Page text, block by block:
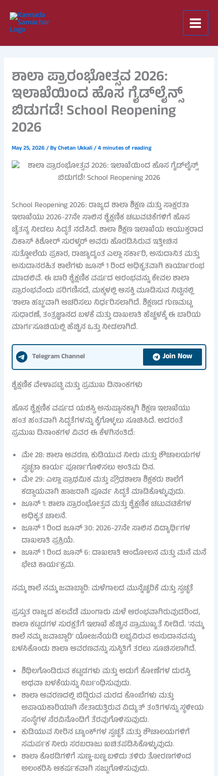
content
ಶಾಲಾ ಪ್ರಾರಂಭೋತ್ಸವ 2026:
ಇಲಾಖೆಯಿಂದ ಹೊಸ ಗೈಡ್‌ಲೈನ್ಸ್
ಬಿಡುಗಡೆ! School Reopening
2026
May 25, 2026/ ByChetan Ukkali/4 minutes of reading
School Reopening 2026: ರಾಜ್ಯದ ಶಾಲಾ ಶಿಕ್ಷಣ ಮತ್ತು ಸಾಕ್ಷರತಾ
ಇಲಾಖೆಯು 2026-27ನೇ ಸಾಲಿನ ಶೈಕ್ಷಣಿಕ ಚಟುವಟಿಕೆಗಳಿಗೆ ಹೊಸ
ಚೈತನ್ಯ ನೀಡಲು ಸಿದ್ಧತೆ ನಡೆಸಿದೆ. ಶಾಲಾ ಶಿಕ್ಷಣ ಇಲಾಖೆಯ ಆಯುಕ್ತರಾದ
ವಿಕಾಸ್ ಕಿಶೋರ್ ಸುರಳ್ಕರ್ ಅವರು ಹೊರಡಿಸಿರುವ ಇತ್ತೀಚಿನ
ಸುತ್ತೋಲೆಯ ಪ್ರಕಾರ, ರಾಜ್ಯಾದ್ಯಂತ ಎಲ್ಲಾ ಸರ್ಕಾರಿ, ಅನುದಾನಿತ ಮತ್ತು
ಅನುದಾನರಹಿತ ಶಾಲೆಗಳು ಜೂನ್ 1 ರಿಂದ ಅಧಿಕೃತವಾಗಿ ಕಾರ್ಯಾರಂಭ
ಮಾಡಲಿವೆ. ಈ ಬಾರಿ ಶೈಕ್ಷಣಿಕ ವರ್ಷದ ಆರಂಭವನ್ನು ಕೇವಲ ಶಾಲಾ
ಪ್ರಾರಂಭವೆಂದು ಪರಿಗಣಿಸದೆ, ಮಕ್ಕಳಲ್ಲಿ ಆಸಕ್ತಿ ಮೂಡಿಸುವ ನಿಟ್ಟಿನಲ್ಲಿ
‘ಶಾಲಾ ಹಬ್ಬ’ವಾಗಿ ಆಚರಿಸಲು ನಿರ್ಧರಿಸಲಾಗಿದೆ. ಶಿಕ್ಷಣದ ಗುಣಮಟ್ಟ
ಸುಧಾರಣೆ, ತಂತ್ರಜ್ಞಾನದ ಬಳಕೆ ಮತ್ತು ದಾಖಲಾತಿ ಹೆಚ್ಚಳಕ್ಕೆ ಈ ಬಾರಿಯ
ಮಾರ್ಗಸೂಚಿಯಲ್ಲಿ ಹೆಚ್ಚಿನ ಒತ್ತು ನೀಡಲಾಗಿದೆ.
Telegram Channel Join Now
ಶೈಕ್ಷಣಿಕ ವೇಳಾಪಟ್ಟಿ ಮತ್ತು ಪ್ರಮುಖ ದಿನಾಂಕಗಳು
ಹೊಸ ಶೈಕ್ಷಣಿಕ ವರ್ಷದ ಯಶಸ್ವಿ ಅನುಷ್ಠಾನಕ್ಕಾಗಿ ಶಿಕ್ಷಣ ಇಲಾಖೆಯು
ಹಂತ ಹಂತವಾಗಿ ಸಿದ್ಧತೆಗಳನ್ನು ಕೈಗೊಳ್ಳಲು ಸೂಚಿಸಿದೆ. ಅದರಂತೆ
ಪ್ರಮುಖ ದಿನಾಂಕಗಳ ವಿವರ ಈ ಕೆಳಗಿನಂತಿದೆ:
ಮೇ 28: ಶಾಲಾ ಆವರಣ, ಕುಡಿಯುವ ನೀರು ಮತ್ತು ಶೌಚಾಲಯಗಳ
ಸ್ವಚ್ಛತಾ ಕಾರ್ಯ ಪೂರ್ಣಗೊಳಿಸಲು ಅಂತಿಮ ದಿನ.
ಮೇ 29: ಎಲ್ಲಾ ಪ್ರಾಥಮಿಕ ಮತ್ತು ಪ್ರೌಢಶಾಲಾ ಶಿಕ್ಷಕರು ಶಾಲೆಗೆ
ಕಡ್ಡಾಯವಾಗಿ ಹಾಜರಾಗಿ ಪೂರ್ವ ಸಿದ್ಧತೆ ಮಾಡಿಕೊಳ್ಳುವುದು.
ಜೂನ್ 1: ಶಾಲಾ ಪ್ರಾರಂಭೋತ್ಸವ ಮತ್ತು ಶೈಕ್ಷಣಿಕ ಚಟುವಟಿಕೆಗಳ
ಅಧಿಕೃತ ಚಾಲನೆ.
ಜೂನ್ 1 ರಿಂದ ಜೂನ್ 30: 2026-27ನೇ ಸಾಲಿನ ವಿದ್ಯಾರ್ಥಿಗಳ
ದಾಖಲಾತಿ ಪ್ರಕ್ರಿಯೆ.
ಜೂನ್ 1 ರಿಂದ ಜೂನ್ 6: ದಾಖಲಾತಿ ಆಂದೋಲನ ಮತ್ತು ಮನೆ ಮನೆ
ಭೇಟಿ ಕಾರ್ಯಕ್ರಮ.
ನಮ್ಮ ಶಾಲೆ ನಮ್ಮ ಜವಾಬ್ದಾರಿ: ಮಳೆಗಾಲದ ಮುನ್ನೆಚ್ಚರಿಕೆ ಮತ್ತು ಸ್ವಚ್ಛತೆ
ಪ್ರಸ್ತುತ ರಾಜ್ಯದ ಹಲವೆಡೆ ಮುಂಗಾರು ಮಳೆ ಆರಂಭವಾಗಿರುವುದರಿಂದ,
ಶಾಲಾ ಕಟ್ಟಡಗಳ ಸುರಕ್ಷತೆಗೆ ಇಲಾಖೆ ಹೆಚ್ಚಿನ ಪ್ರಾಮುಖ್ಯತೆ ನೀಡಿದೆ. ‘ನಮ್ಮ
ಶಾಲೆ ನಮ್ಮ ಜವಾಬ್ದಾರಿ’ ಯೋಜನೆಯಡಿ ಲಭ್ಯವಿರುವ ಅನುದಾನವನ್ನು
ಬಳಸಿಕೊಂಡು ಶಾಲಾ ಆವರಣವನ್ನು ಸುಸ್ಥಿತಿಗೆ ತರಲು ಸೂಚಿಸಲಾಗಿದೆ.
ಶಿಥಿಲಗೊಂಡಿರುವ ಕಟ್ಟಡಗಳು ಮತ್ತು ಅಡುಗೆ ಕೋಣೆಗಳ ದುರಸ್ತಿ
ಅಥವಾ ಬಳಕೆಯನ್ನು ನಿರ್ಬಂಧಿಸುವುದು.
ಶಾಲಾ ಆವರಣದಲ್ಲಿ ಬಿದ್ದಿರುವ ಮರದ ಕೊಂಬೆಗಳು ಮತ್ತು
ಅಪಾಯಕಾರಿಯಾಗಿ ನೇತಾಡುತ್ತಿರುವ ವಿದ್ಯುತ್ ತಂತಿಗಳನ್ನು ಸ್ಥಳೀಯ
ಸಂಸ್ಥೆಗಳ ನೆರವಿನೊಂದಿಗೆ ತೆರವುಗೊಳಿಸುವುದು.
ಕುಡಿಯುವ ನೀರಿನ ಟ್ಯಾಂಕ್‌ಗಳ ಸ್ವಚ್ಛತೆ ಮತ್ತು ಶೌಚಾಲಯಗಳಿಗೆ
ಸಮರ್ಪಕ ನೀರು ಸರಬರಾಜು ಖಚಿತಪಡಿಸಿಕೊಳ್ಳುವುದು.
ಶಾಲಾ ಕೊಠಡಿಗಳಿಗೆ ಸುಣ್ಣ-ಬಣ್ಣ ಬಳಿದು ತಳಿರು ತೋರಣಗಳಿಂದ
ಅಲಂಕರಿಸಿ ಆಕರ್ಷಕವಾಗಿ ಸಜ್ಜುಗೊಳಿಸುವುದು.